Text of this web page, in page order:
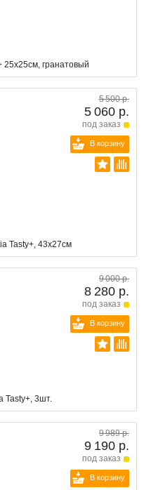
25x25см, гранатовый
5 500 р.
5 060 р.
под заказ
В корзину
Tasty+, 43x27см
9 000 р.
8 280 р.
под заказ
В корзину
Tasty+, 3шт.
9 989 р.
9 190 р.
под заказ
В корзину